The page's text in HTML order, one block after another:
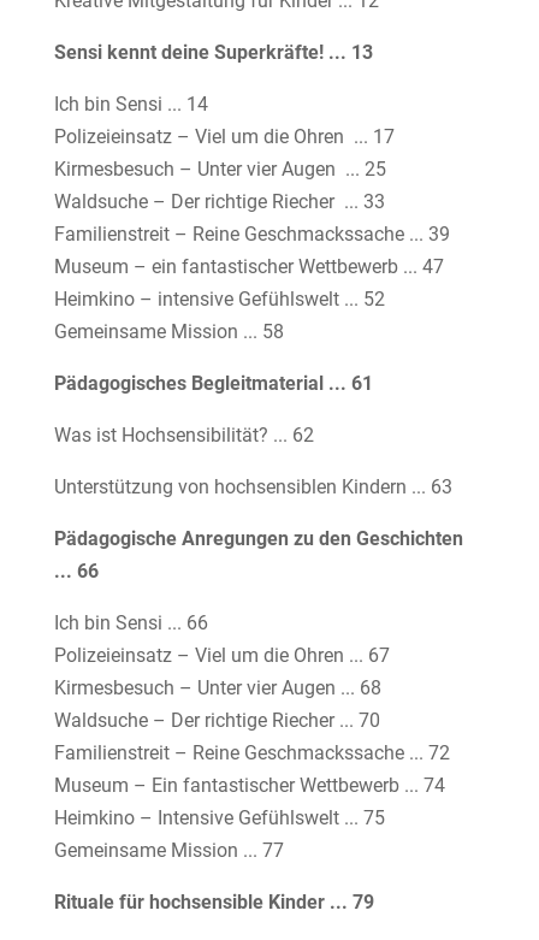
Sensi kennt deine Superkräfte! ... 13
Ich bin Sensi ... 14
Polizeieinsatz – Viel um die Ohren ... 17
Kirmesbesuch – Unter vier Augen ... 25
Waldsuche – Der richtige Riecher ... 33
Familienstreit – Reine Geschmackssache ... 39
Museum – ein fantastischer Wettbewerb ... 47
Heimkino – intensive Gefühlswelt ... 52
Gemeinsame Mission ... 58
Pädagogisches Begleitmaterial ... 61
Was ist Hochsensibilität? ... 62
Unterstützung von hochsensiblen Kindern ... 63
Pädagogische Anregungen zu den Geschichten
... 66
Ich bin Sensi ... 66
Polizeieinsatz – Viel um die Ohren ... 67
Kirmesbesuch – Unter vier Augen ... 68
Waldsuche – Der richtige Riecher ... 70
Familienstreit – Reine Geschmackssache ... 72
Museum – Ein fantastischer Wettbewerb ... 74
Heimkino – Intensive Gefühlswelt ... 75
Gemeinsame Mission ... 77
Rituale für hochsensible Kinder ... 79